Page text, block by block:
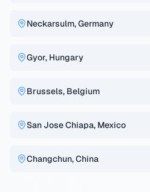
Neckarsulm, Germany
Gyor, Hungary
Brussels, Belgium
San Jose Chiapa, Mexico
Changchun, China